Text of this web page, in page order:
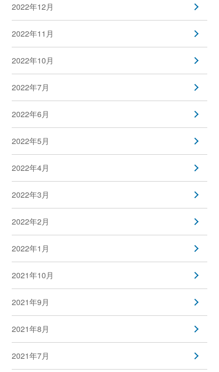
2022年12月
2022年11月
2022年10月
2022年7月
2022年6月
2022年5月
2022年4月
2022年3月
2022年2月
2022年1月
2021年10月
2021年9月
2021年8月
2021年7月